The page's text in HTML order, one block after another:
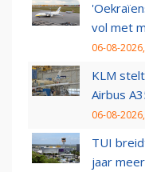
vol met
06-08-
KLM
Airbus
06-08-
TUI
jaar